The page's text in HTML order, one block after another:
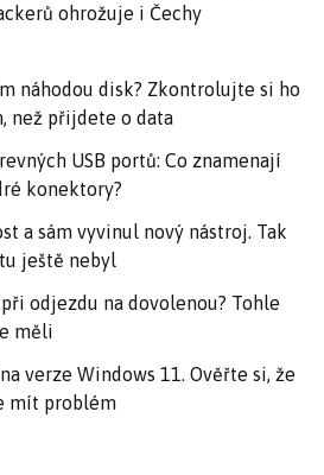
ohrožuje i Čechy
náhodou disk? Zkontrolujte si ho
než přijdete o data
USB portů: Co znamenají
konektory?
a sám vyvinul nový nástroj. Tak
ještě nebyl
odjezdu na dovolenou? Tohle
měli
verze Windows 11. Ověřte si, že
mít problém